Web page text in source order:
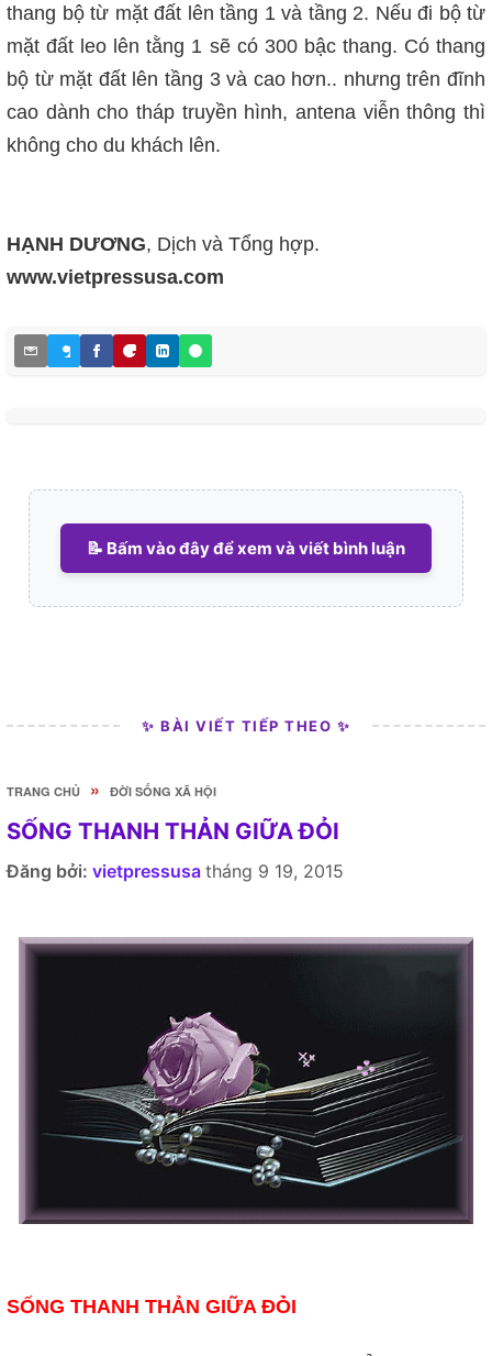
thang bộ từ mặt đất lên tầng 1 và tầng 2. Nếu đi bộ từ
mặt đất leo lên tằng 1 sẽ có 300 bậc thang. Có thang
bộ từ mặt đất lên tầng 3 và cao hơn.. nhưng trên đĩnh
cao dành cho tháp truyền hình, antena viễn thông thì
không cho du khách lên.
HẠNH DƯƠNG, Dịch và Tổng hợp.
www.vietpressusa.com
📝 Bấm vào đây để xem và viết bình luận
✨ BÀI VIẾT TIẾP THEO ✨
TRANG CHỦ » ĐỜI SỐNG XÃ HỘI
SỐNG THANH THẢN GIỮA ĐỎ̀I
Đăng bởi: vietpressusa tháng 9 19, 2015
SỐNG THANH THẢN GIỮA ĐỎ̀I